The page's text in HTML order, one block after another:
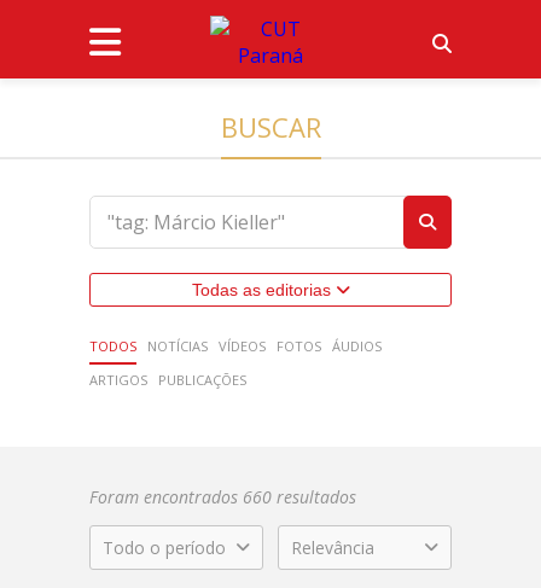
BUSCAR
Todas as editorias
TODOS NOTÍCIAS VÍDEOS FOTOS ÁUDIOS
ARTIGOS
PUBLICAÇÕES
Foram encontrados 660 resultados
Todo o período Relevância